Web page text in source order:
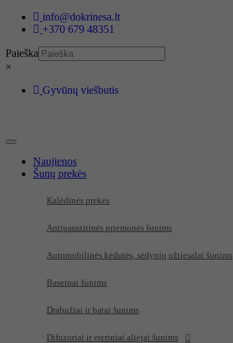
info@dokrinesa.lt
+370 679 48351
Paieška
×
Gyvūnų viešbutis
Naujienos
Šunų prekės
Kalėdinės prekės
Antiparazitinės priemonės šunims
Automobilinės kėdutės, sėdynių užtiesalai šunims
Baseinai šunims
Drabužiai ir batai šunims
Difuzoriai ir eteriniai aliejai šunims